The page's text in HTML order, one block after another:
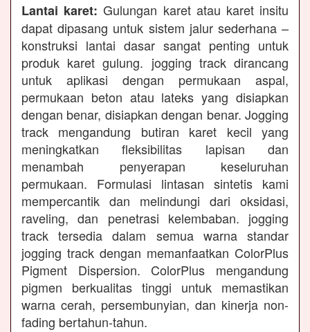
Lantai karet: Gulungan karet atau karet insitu
dapat dipasang untuk sistem jalur sederhana –
konstruksi lantai dasar sangat penting untuk
produk karet gulung. jogging track dirancang
untuk aplikasi dengan permukaan aspal,
permukaan beton atau lateks yang disiapkan
dengan benar, disiapkan dengan benar. Jogging
track mengandung butiran karet kecil yang
meningkatkan fleksibilitas lapisan dan
menambah penyerapan keseluruhan
permukaan. Formulasi lintasan sintetis kami
mempercantik dan melindungi dari oksidasi,
raveling, dan penetrasi kelembaban. jogging
track tersedia dalam semua warna standar
jogging track dengan memanfaatkan ColorPlus
Pigment Dispersion. ColorPlus mengandung
pigmen berkualitas tinggi untuk memastikan
warna cerah, persembunyian, dan kinerja non-
fading bertahun-tahun.